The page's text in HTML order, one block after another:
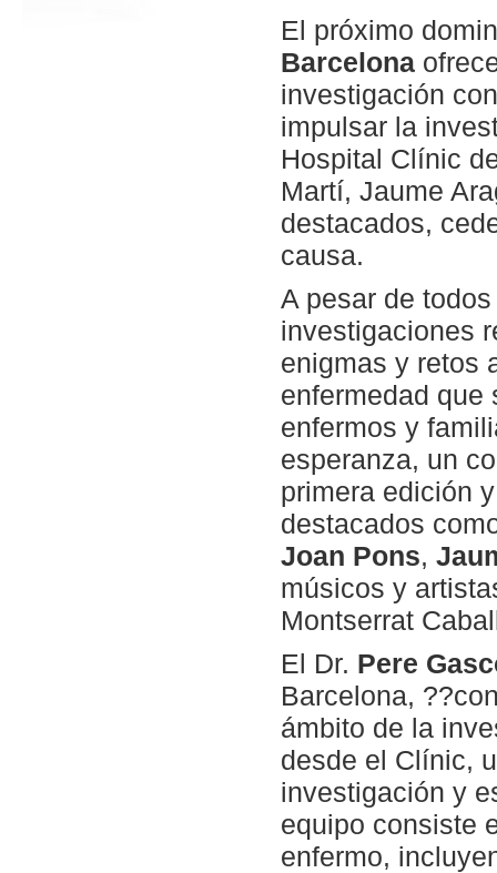
El próximo
Barcelona
investigación
impulsar la
Hospital Clínic
Martí, Jaume
destacados,
causa.
A pesar de
investigaciones
enigmas y retos
enfermedad que
enfermos y
esperanza, un
primera edición
destacados
Joan Pons,
músicos y
Montserrat
El Dr. Pere
Barcelona,
ámbito de la
desde el Clínic,
investigación y
equipo consiste
enfermo,